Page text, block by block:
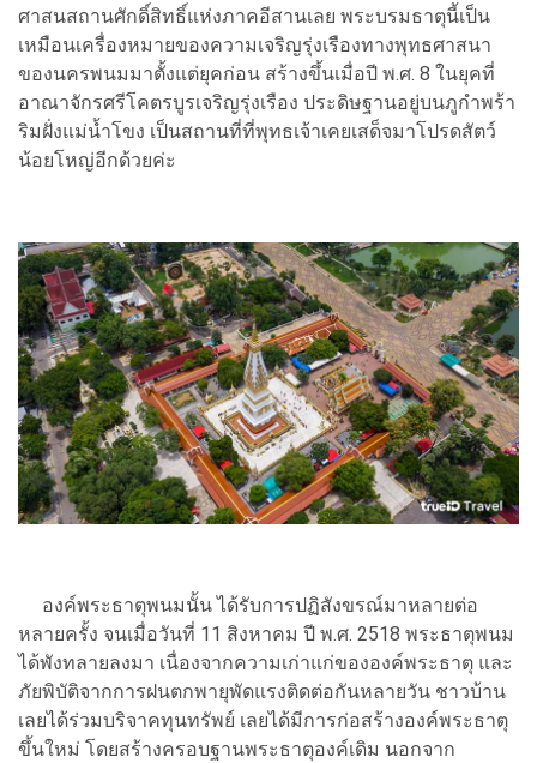
ศาสนสถานศักดิ์สิทธิ์แห่งภาคอีสานเลย พระบรมธาตุนี้เป็น
เหมือนเครื่องหมายของความเจริญรุ่งเรืองทางพุทธศาสนา
ของนครพนมมาตั้งแต่ยุคก่อน สร้างขึ้นเมื่อปี พ.ศ. 8 ในยุคที่
อาณาจักรศรีโคตรบูรเจริญรุ่งเรือง ประดิษฐานอยู่บนภูกำพร้า
ริมฝั่งแม่น้ำโขง เป็นสถานที่ที่พุทธเจ้าเคยเสด็จมาโปรดสัตว์
น้อยโหญ่อีกด้วยค่ะ
องค์พระธาตุพนมนั้น ได้รับการปฏิสังขรณ์มาหลายต่อ
หลายครั้ง จนเมื่อวันที่ 11 สิงหาคม ปี พ.ศ. 2518 พระธาตุพนม
ได้พังทลายลงมา เนื่องจากความเก่าแก่ขององค์พระธาตุ และ
ภัยพิบัติจากการฝนตกพายุพัดแรงติดต่อกันหลายวัน ชาวบ้าน
เลยได้ร่วมบริจาคทุนทรัพย์ เลยได้มีการก่อสร้างองค์พระธาตุ
ขึ้นใหม่ โดยสร้างครอบฐานพระธาตุองค์เดิม นอกจาก